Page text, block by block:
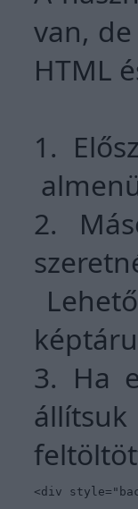
van,
HTML
1.
2.
3. Ha
<div